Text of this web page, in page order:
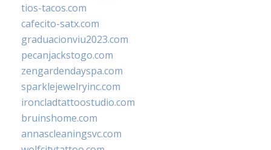
tios-tacos.com
cafecito-satx.com
graduacionviu2023.com
pecanjackstogo.com
zengardendayspa.com
sparklejewelryinc.com
ironcladtattoostudio.com
bruinshome.com
annascleaningsvc.com